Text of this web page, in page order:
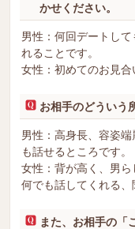
かせください。
男性：何回デートし
れることです。
女性：初めてのお見合
お相手のどういう
男性：高身長、容姿
も話せるところです。
女性：背が高く、男
何でも話してくれる、
また、お相手の「